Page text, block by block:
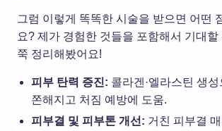
그럼 이렇게 똑똑한 시술을 받으면 어떤
요? 제가 경험한 것들을 포함해서 기대할
쭉 정리해봤어요!
피부 탄력 증진: 콜라겐·엘라스틴 생
쫀해지고 처짐 예방에 도움.
피부결 및 피부톤 개선: 거친 피부결